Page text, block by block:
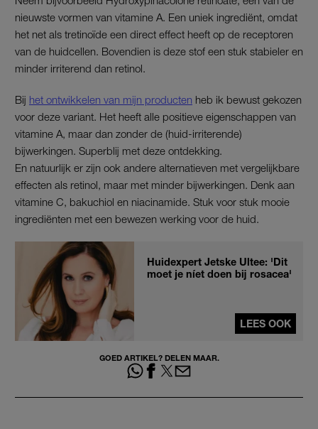
nieuwste vormen van vitamine A. Een uniek ingrediënt, omdat
het net als tretinoïde een direct effect heeft op de receptoren
van de huidcellen. Bovendien is deze stof een stuk stabieler en
minder irriterend dan retinol.
Bij het ontwikkelen van mijn producten heb ik bewust gekozen
voor deze variant. Het heeft alle positieve eigenschappen van
vitamine A, maar dan zonder de (huid-irriterende)
bijwerkingen. Superblij met deze ontdekking.
En natuurlijk er zijn ook andere alternatieven met vergelijkbare
effecten als retinol, maar met minder bijwerkingen. Denk aan
vitamine C, bakuchiol en niacinamide. Stuk voor stuk mooie
ingrediënten met een bewezen werking voor de huid.
Huidexpert Jetske Ultee: 'Dit
moet je níet doen bij rosacea'
LEES OOK
GOED ARTIKEL? DELEN MAAR.